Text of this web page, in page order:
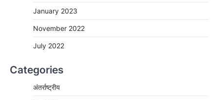
January 2023
November 2022
July 2022
Categories
अंतर्राष्ट्रीय